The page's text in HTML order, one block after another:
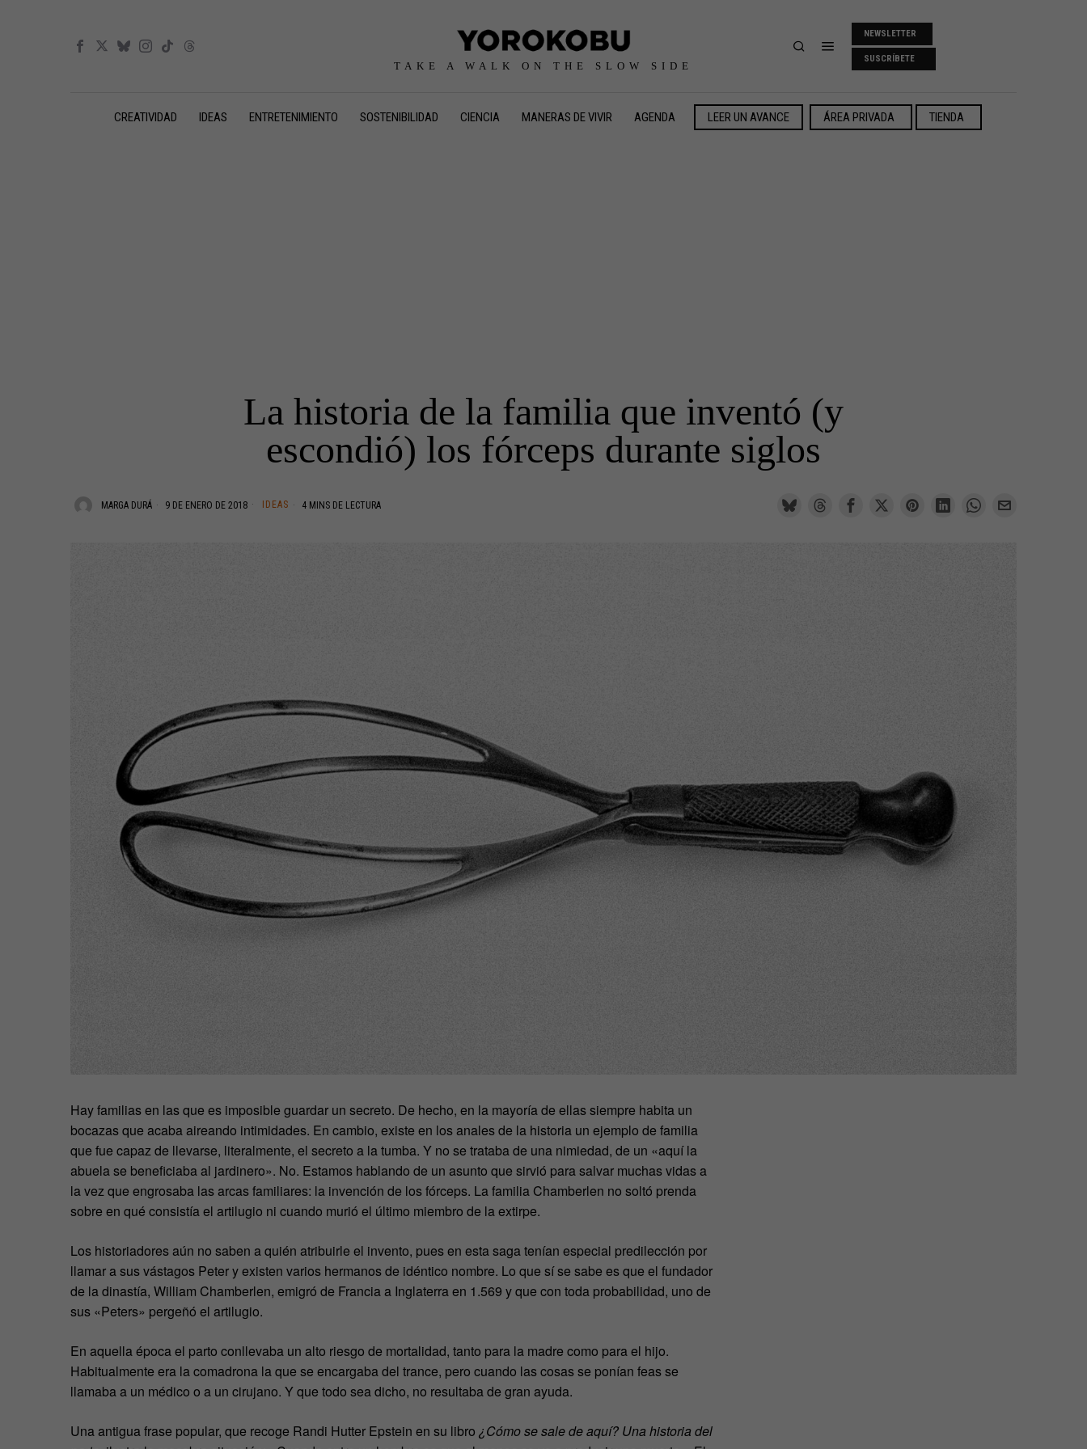
TAKE A WALK ON THE SLOW SIDE
NEWSLETTER
SUSCRÍBETE
CREATIVIDAD IDEAS ENTRETENIMIENTO SOSTENIBILIDAD CIENCIA MANERAS DE VIVIR AGENDA LEER UN AVANCE ÁREA PRIVADA TIENDA
La historia de la familia que inventó (y
escondió) los fórceps durante siglos
MARGA DURÁ 9 DE ENERO DE 2018 IDEAS 4 MINS DE LECTURA
Hay familias en las que es imposible guardar un secreto. De hecho, en la mayoría de ellas siempre habita un
bocazas que acaba aireando intimidades. En cambio, existe en los anales de la historia un ejemplo de familia
que fue capaz de llevarse, literalmente, el secreto a la tumba. Y no se trataba de una nimiedad, de un «aquí la
abuela se beneficiaba al jardinero». No. Estamos hablando de un asunto que sirvió para salvar muchas vidas a
la vez que engrosaba las arcas familiares: la invención de los fórceps. La familia Chamberlen no soltó prenda
sobre en qué consistía el artilugio ni cuando murió el último miembro de la extirpe.
Los historiadores aún no saben a quién atribuirle el invento, pues en esta saga tenían especial predilección por
llamar a sus vástagos Peter y existen varios hermanos de idéntico nombre. Lo que sí se sabe es que el fundador
de la dinastía, William Chamberlen, emigró de Francia a Inglaterra en 1.569 y que con toda probabilidad, uno de
sus «Peters» pergeñó el artilugio.
En aquella época el parto conllevaba un alto riesgo de mortalidad, tanto para la madre como para el hijo.
Habitualmente era la comadrona la que se encargaba del trance, pero cuando las cosas se ponían feas se
llamaba a un médico o a un cirujano. Y que todo sea dicho, no resultaba de gran ayuda.
Una antigua frase popular, que recoge Randi Hutter Epstein en su libro ¿Cómo se sale de aquí? Una historia del